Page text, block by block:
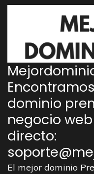
Saltar
(presiona
tecla
Intro)
dominio
negocio
directo:
El mejor dominio